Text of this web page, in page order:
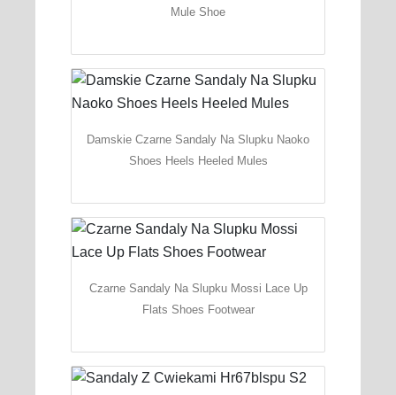
Mule Shoe
Damskie Czarne Sandaly Na Slupku Naoko
Shoes Heels Heeled Mules
Czarne Sandaly Na Slupku Mossi Lace Up
Flats Shoes Footwear